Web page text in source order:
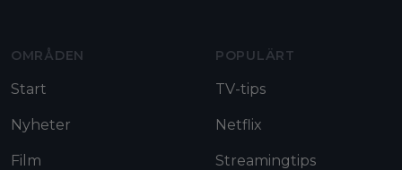
OMRÅDEN
Start
Nyheter
Film
POPULÄRT
TV-tips
Netflix
Streamingtips